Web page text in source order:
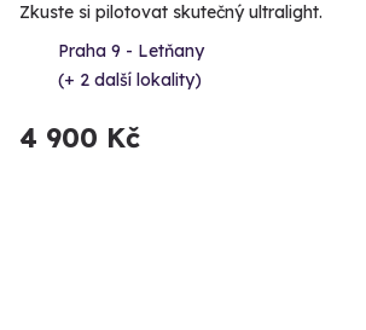
Zkuste si pilotovat skutečný ultralight.
Praha 9 - Letňany
(+ 2 další lokality)
4 900 Kč